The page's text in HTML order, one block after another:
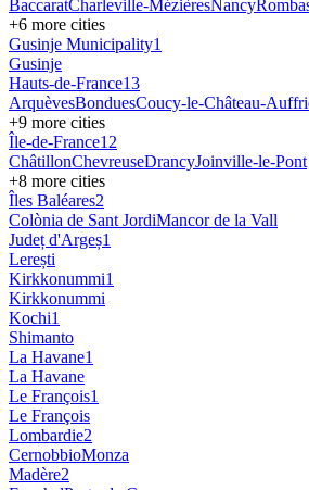
BaccaratCharleville-MézièresNancy
+6 more cities
Gusinje Municipality1
Gusinje
Hauts-de-France13
ArquèvesBonduesCoucy-le-Château-
+9 more cities
Île-de-France12
ChâtillonChevreuseDrancyJoinville-le-Pont
+8 more cities
Îles Baléares2
Colònia de Sant JordiMancor de la Vall
Județ d'Argeș1
Lerești
Kirkkonummi1
Kirkkonummi
Kochi1
Shimanto
La Havane1
La Havane
Le François1
Le François
Lombardie2
CernobbioMonza
Madère2